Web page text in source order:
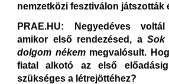
nemzetközi fesztiválon játszották
PRAE.HU: Negyedéves
amikor első rendezésed, aSok
dolgom nékemmegvalósult.
fiatal alkotó az első
szükséges a létrejöttéhez?